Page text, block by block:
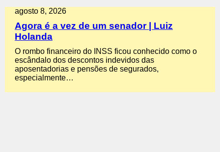
agosto 8, 2026
Agora é a vez de um senador | Luiz
Holanda
O rombo financeiro do INSS ficou conhecido como o
escândalo dos descontos indevidos das
aposentadorias e pensões de segurados,
especialmente…